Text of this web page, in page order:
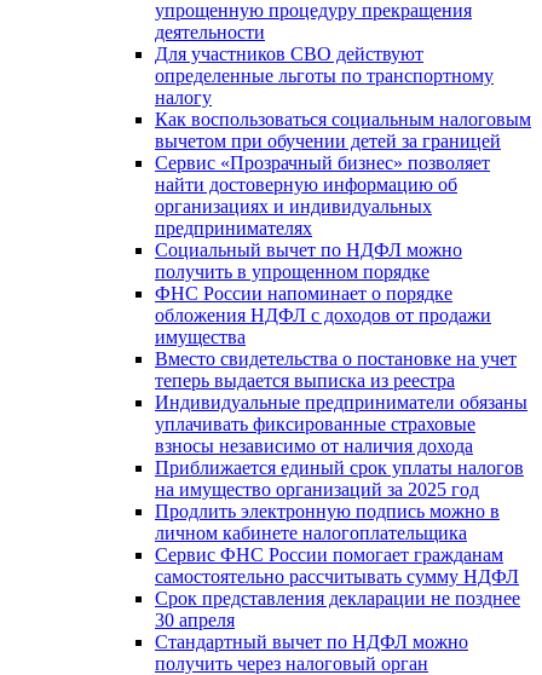
упрощенную процедуру прекращения
деятельности
Для участников СВО действуют
определенные льготы по транспортному
налогу
Как воспользоваться социальным налоговым
вычетом при обучении детей за границей
Сервис «Прозрачный бизнес» позволяет
найти достоверную информацию об
организациях и индивидуальных
предпринимателях
Социальный вычет по НДФЛ можно
получить в упрощенном порядке
ФНС России напоминает о порядке
обложения НДФЛ с доходов от продажи
имущества
Вместо свидетельства о постановке на учет
теперь выдается выписка из реестра
Индивидуальные предприниматели обязаны
уплачивать фиксированные страховые
взносы независимо от наличия дохода
Приближается единый срок уплаты налогов
на имущество организаций за 2025 год
Продлить электронную подпись можно в
личном кабинете налогоплательщика
Сервис ФНС России помогает гражданам
самостоятельно рассчитывать сумму НДФЛ
Срок представления декларации не позднее
30 апреля
Стандартный вычет по НДФЛ можно
получить через налоговый орган